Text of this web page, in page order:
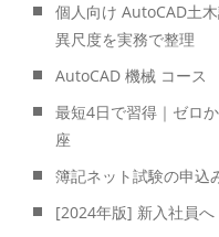
個人向け AutoCAD土
異尺度を実務で整理
AutoCAD 機械 コース
最短4日で習得｜ゼロ
座
簿記ネット試験の申込
[2024年版] 新入社員へ